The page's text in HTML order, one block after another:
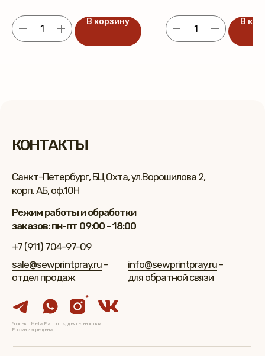
В корзину В
Санкт-Петербург, БЦ Охта, ул.Ворошилова 2,
корп. АБ, оф.10Н
+7 (911) 704-97-09
sale@sewprintpray.ru -
отдел продаж
Режим работы и обработки
заказов: пн-пт 09:00 - 18:00
КОНТАКТЫ
*проект Meta Platforms, деятельность в
России запрещена
*
info@sewprintpray.ru -
для обратной связи